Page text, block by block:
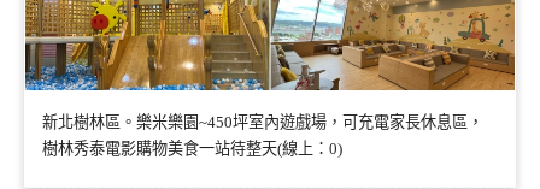
新北樹林區。樂米樂園~450坪室內遊戲場，可充電家長休息區，
樹林秀泰電影購物美食一站待整天(線上：0)